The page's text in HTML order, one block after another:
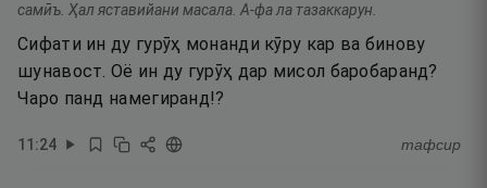
самӣъ. Ҳал яставийани масала. А-фа ла тазаккарун.
Сифати ин ду гурӯҳ монанди кӯру кар ва бинову
шунавост. Оё ин ду гурӯҳ дар мисол баробаранд?
Чаро панд намегиранд!?
11:24 тафсир